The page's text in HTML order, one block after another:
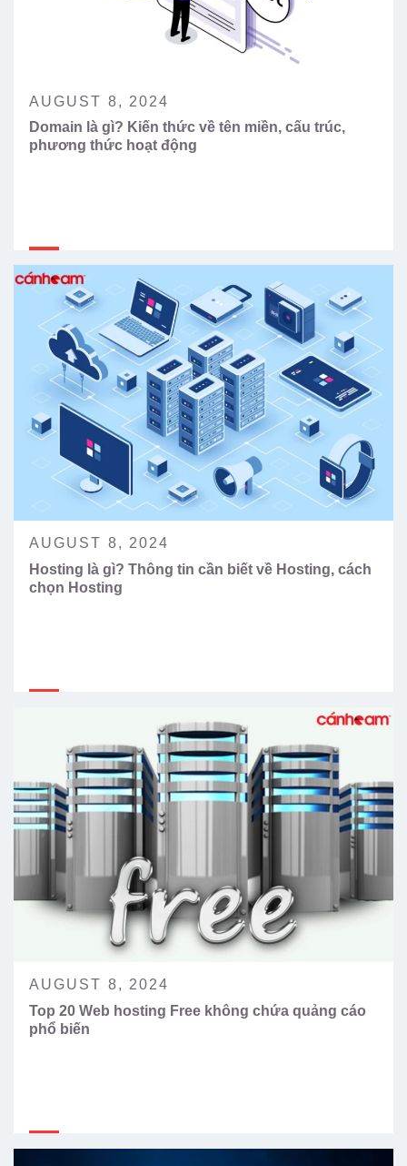
AUGUST 8, 2024
Domain là gì? Kiến thức về tên miền, cấu trúc,
phương thức hoạt động
AUGUST 8, 2024
Hosting là gì? Thông tin cần biết về Hosting, cách
chọn Hosting
AUGUST 8, 2024
Top 20 Web hosting Free không chứa quảng cáo
phổ biến